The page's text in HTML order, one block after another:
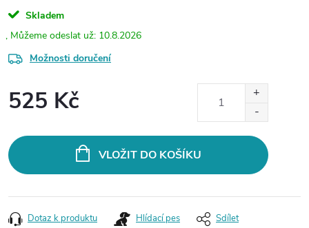
Skladem
10.8.2026
Možnosti doručení
525 Kč
VLOŽIT DO KOŠÍKU
Dotaz k produktu Hlídací pes Sdílet